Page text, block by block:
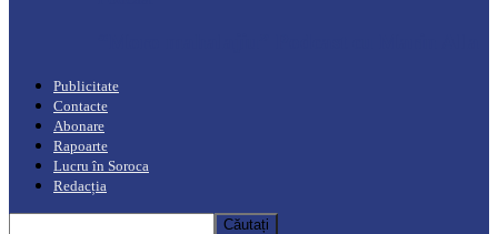
Publicitate
Contacte
Abonare
Rapoarte
Lucru în Soroca
Redacția